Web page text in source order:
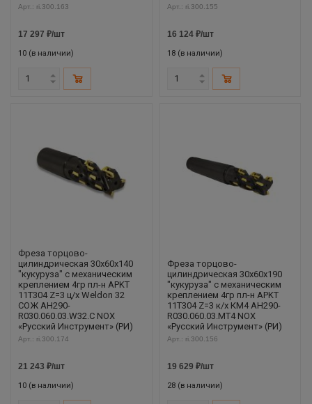
Арт.: ri.300.163
17 297 ₽/шт
10 (в наличии)
Арт.: ri.300.155
16 124₽/шт
18 (в наличии)
Фреза торцово-
цилиндрическая 30x60x140
"кукуруза" с механическим
креплением 4гр пл-н APKT
11T304 Z=3 ц/х Weldon 32
СОЖ AH290-
R030.060.03.W32.C NOX
«Русский Инструмент» (РИ)
Арт.: ri.300.174
21 243 ₽/шт
10 (в наличии)
Фреза торцово-
цилиндрическая 30x60x190
"кукуруза" с механическим
креплением 4гр пл-н APKT
11T304 Z=3 к/х КМ4 AH290-
R030.060.03.MT4 NOX
«Русский Инструмент» (РИ)
Арт.: ri.300.156
19 629 ₽/шт
28 (в наличии)